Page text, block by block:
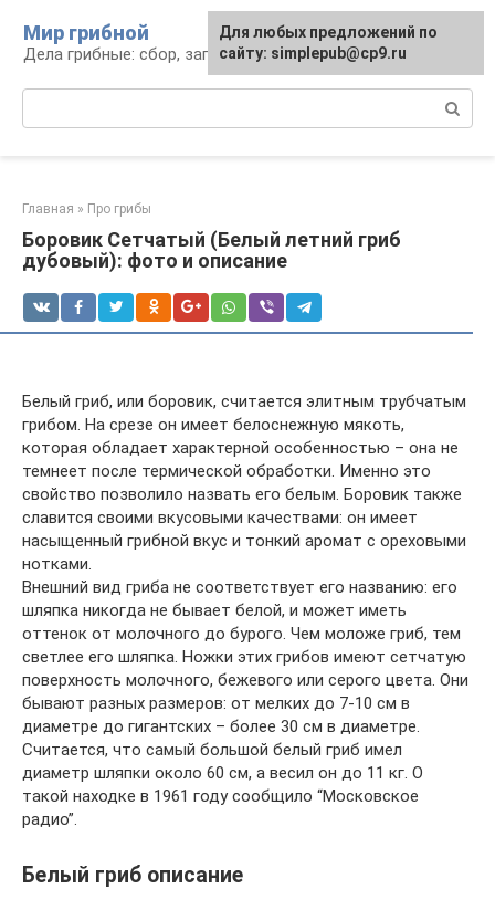
контенту
Мир грибной
Дела грибные: сбор, заготовка, рецепты
Главная » Про грибы
Боровик Сетчатый (Белый летний гриб
дубовый): фото и описание
Белый гриб, или боровик, считается элитным трубчатым
грибом. На срезе он имеет белоснежную мякоть,
которая обладает характерной особенностью – она не
темнеет после термической обработки. Именно это
свойство позволило назвать его белым. Боровик также
славится своими вкусовыми качествами: он имеет
насыщенный грибной вкус и тонкий аромат с ореховыми
нотками.
Внешний вид гриба не соответствует его названию: его
шляпка никогда не бывает белой, и может иметь
оттенок от молочного до бурого. Чем моложе гриб, тем
светлее его шляпка. Ножки этих грибов имеют сетчатую
поверхность молочного, бежевого или серого цвета. Они
бывают разных размеров: от мелких до 7-10 см в
диаметре до гигантских – более 30 см в диаметре.
Считается, что самый большой белый гриб имел
диаметр шляпки около 60 см, а весил он до 11 кг. О
такой находке в 1961 году сообщило “Московское
радио”.
Белый гриб описание
Для любых предложений по
сайту: simplepub@cp9.ru